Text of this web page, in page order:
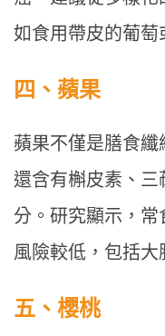
如食用帶皮的葡萄
四、蘋果
蘋果不僅是膳食纖
還含有槲皮素、
分。研究顯示，
風險較低，包括大
五、櫻桃